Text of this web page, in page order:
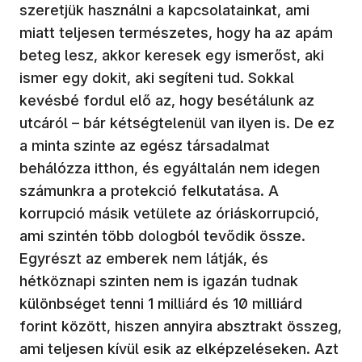
szeretjük használni a kapcsolatainkat, ami
miatt teljesen természetes, hogy ha az apám
beteg lesz, akkor keresek egy ismerőst, aki
ismer egy dokit, aki segíteni tud. Sokkal
kevésbé fordul elő az, hogy besétálunk az
utcáról – bár kétségtelenül van ilyen is. De ez
a minta szinte az egész társadalmat
behálózza itthon, és egyáltalán nem idegen
számunkra a protekció felkutatása. A
korrupció másik vetülete az óriáskorrupció,
ami szintén több dologból tevődik össze.
Egyrészt az emberek nem látják, és
hétköznapi szinten nem is igazán tudnak
különbséget tenni 1 milliárd és 10 milliárd
forint között, hiszen annyira absztrakt összeg,
ami teljesen kívül esik az elképzeléseken. Azt